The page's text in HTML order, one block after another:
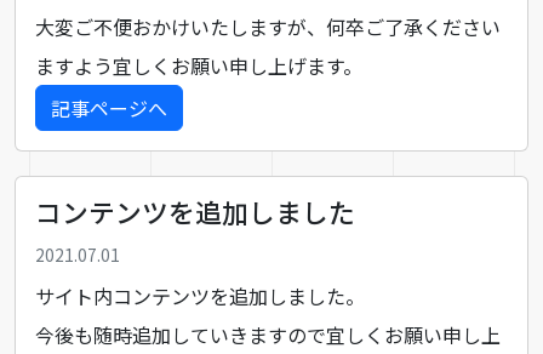
大変ご不便おかけいたしますが、何卒ご了承ください
ますよう宜しくお願い申し上げます。
記事ページへ
コンテンツを追加しました
2021.07.01
サイト内コンテンツを追加しました。
今後も随時追加していきますので宜しくお願い申し上